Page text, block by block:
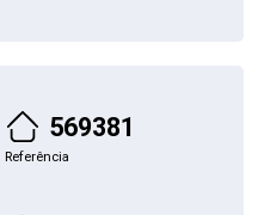
569381
Referência